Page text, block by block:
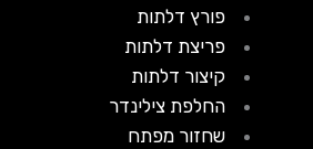
פורץ דלתות
פריצת דלתות
קיצור דלתות
החלפת צילינדר
שחזור מפתח